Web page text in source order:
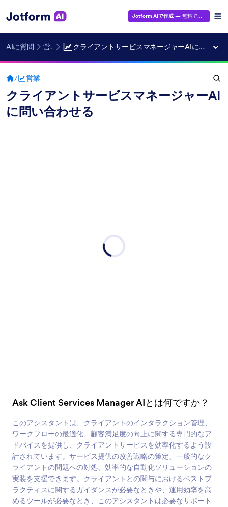
Jotform AIで作成 — 無料です！
AIに質問 営業 クライアントサービスマネージャーAIに問い合わせる
/ 営業
クライアントサービスマネージャーAI
に問い合わせる
Ask Client Services Manager AIとは何ですか？
このアシスタントは、クライアントのインタラクション管理、
ワークフローの最適化、顧客満足度の向上に関する専門的なア
ドバイスを提供し、クライアントサービスを効率化するよう設
計されています。サービス提供の改善戦略の策定、一般的なク
ライアントの問題への対処、効率的な自動化ソリューションの
実装を支援できます。クライアントとの関与におけるベストプ
ラクティスに関するガイダンスが必要なときや、運用効率を高
めるツールが必要なとき、このアシスタントは必要なサポート